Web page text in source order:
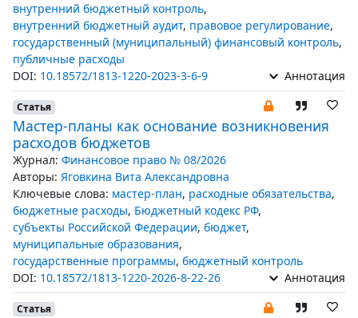
внутренний бюджетный контроль,
внутренний бюджетный аудит, правовое регулирование,
государственный (муниципальный) финансовый контроль,
публичные расходы
DOI: 10.18572/1813-1220-2023-3-6-9 Аннотация
Статья
Мастер-планы как основание возникновения
расходов бюджетов
Журнал: Финансовое право № 08/2026
Авторы: Яговкина Вита Александровна
Ключевые слова: мастер-план, расходные обязательства,
бюджетные расходы, Бюджетный кодекс РФ,
субъекты Российской Федерации, бюджет,
муниципальные образования,
государственные программы, бюджетный контроль
DOI: 10.18572/1813-1220-2026-8-22-26 Аннотация
Статья